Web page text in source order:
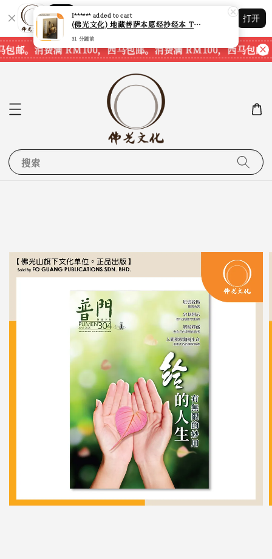
Shopping: 追踪您的订单
您信赖的商店
打开
邮。 消费满 RM100，西马包邮。消费满 RM100，西马包邮。
搜索
I****** added to cart
(佛光文化) 地藏菩萨本愿经抄经本 The Original Vows of Ksitigarbha Bodhisattva Sutra Calligraphy Book 现货速发
31 分鐘前